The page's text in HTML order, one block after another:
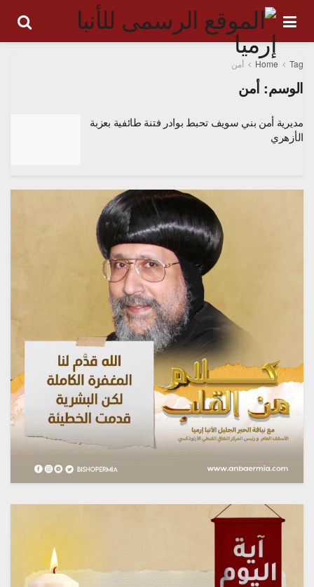
Home Tag أمن
الوسم:أمن
مديرية أمن بني سويف تحبط بوادر فتنة طائفية بعزبة
الأزهري